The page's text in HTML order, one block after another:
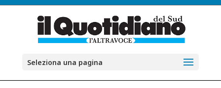
Seleziona una pagina